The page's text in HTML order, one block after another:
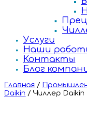
Услуги
Наши
Контакты
Блог
Главная /
Daikin / Чиллер Daikin